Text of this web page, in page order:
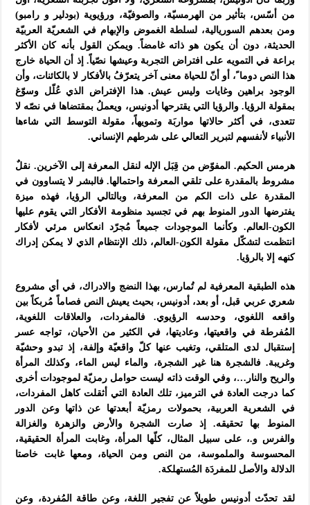
من أسّس، بتأثير من الهرمسيّة، والصوفيّة، ورؤيوية (بودلير و رامبو)
ومن بعدهم السوريالية، لسلطة الغموض والإبهام في الشعريّة العربيّة
الحديثة، دون أن يكون هو ذاته غامضاً. ويمكن القول بأنه كان الأكثر
براعة في التمويه على افتراض التجربة وعيشها نصّياً. إذ أن الحياة خارج
هذا النص دوما ً، أو أنّ للحياة معنى آخر يتعرّفُ بالأفكار لا بالكائنات، وأن
الوجود براهين وغايات وليس عيش. هذا الإفتراض الذي عُلّل وسوّغ
بمقولة الرؤيا. والرؤيا التي يقترحها أدونيس، ويعملُ بمقتضاها في نصّه لا
تتعدى، في أكثر حالاتها مواربَة وتمويهاً، مقولة التوسط التي شاءها
الأنبياء لأنفسهم لتبرير التعالي على شرطهم الإنساني.
هرمس الحكيم. المفوّض من قِبَل الإله لنقل المعرفة إلى الآخرين. نقلٌ
مشروط بالمقدرة على تلقي المعرفة واحتمالها. فالبشر لا يتساوون في
المقدرة على ذات الكم من المعرفة، وبالتالي الرؤيا، فهذه ميزة
يفترضها الدور المنوط بهم في تجسيد منظومة الأفكار التي يقوم عليها
الكون-العالم. وكأنما الموجودات جميعاً مُجرّد انعكاس مرئي لأفكار
انتظمت لتشكّل مقولة الكون-العالم، ذلك الإنتظام الذي لا يمكن إدراك
كنهه إلا بالرؤيا.
هذه الطبقية المعرفية لم تُمارس، بهذا النضج والادراك، في أي مشروع
شعري عربي قبل، أو بعد، أدونيس، بحيث يعيش النص فصاماً مُربكاً بين
واقعه اللغوي، وحدسه الرؤيوي. فالمفردات، والعلاقات اللغوية،
المُفرطة في واقعيتها، وعاديتها، في الكثير من الأحيان، تواجه عسر
إستقبال لدى المتلقي، وتغيب عنها كلّ واقعيّة وإلفة، إذ تبدو وحشيّة
وغريبة. فالشجرة هنا غير الشجرة، والماء ليس الماء، وكذلك المرأة
والريح والنار…، وفي الوقت ذاته ليست حوامل رمزيّة لموجودات أخرى
كما درجت العادة في الترميز، تلك العادة التي أثقلت كاهل المفردات،
في الشعرية العربية، بحمولات رمزيّة أبعدتها عن ذاتها وعن الدور
المنوط بها تحقيقه. إذ صارت الشجرة والأرض والزهرة والغزالة
والفرس و.، على سبيل المثال، كلّها المرأة، وغابت المرأة الحقيقية،
المحسوسة والملموسة، من النص ومن الحياة، ومعها غابت خاصتا
الدلالة والأصل للمفردَة المُستهلكة.
لقد تحدّث أدونيس طويلاً عن تفجير اللغة، وعن طاقة المُفردة، وعن